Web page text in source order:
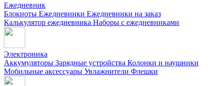
Ежедневник
Блокноты Ежедневники Ежедневники на заказ
Калькулятор ежедневника Наборы с ежедневниками
Электроника
Аккумуляторы Зарядные устройства Колонки и наушники
Мобильные аксессуары Увлажнители Флешки